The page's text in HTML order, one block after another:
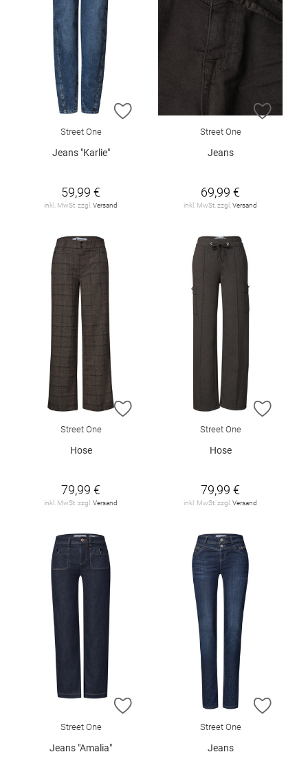
ZUR WUNSCHLISTE HINZUFÜGEN
Street One
Jeans "Karlie"
59,99 €
inkl. MwSt. zzgl. Versand
ZUR
Street One
Jeans
69,99 €
inkl. MwSt. zzgl. Versand
ZUR WUNSCHLISTE HINZUFÜGEN
Street One
Hose
79,99 €
inkl. MwSt. zzgl. Versand
ZUR
Street One
Hose
79,99 €
inkl. MwSt. zzgl. Versand
ZUR WUNSCHLISTE HINZUFÜGEN
Street One
Jeans "Amalia"
ZUR
Street One
Jeans